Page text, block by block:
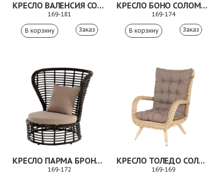
КРЕСЛО ВАЛЕНСИЯ СОЛОМЕННЫЙ
169-181
Заказ
КРЕСЛО БОНО СОЛОМЕННЫЙ
169-174
Заказ
КРЕСЛО ПАРМА БРОНЗОВЫЙ
169-172
КРЕСЛО ТОЛЕДО СОЛОМЕННЫЙ
169-169